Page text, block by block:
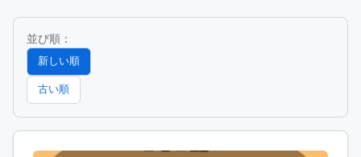
並び順：
新しい順
古い順